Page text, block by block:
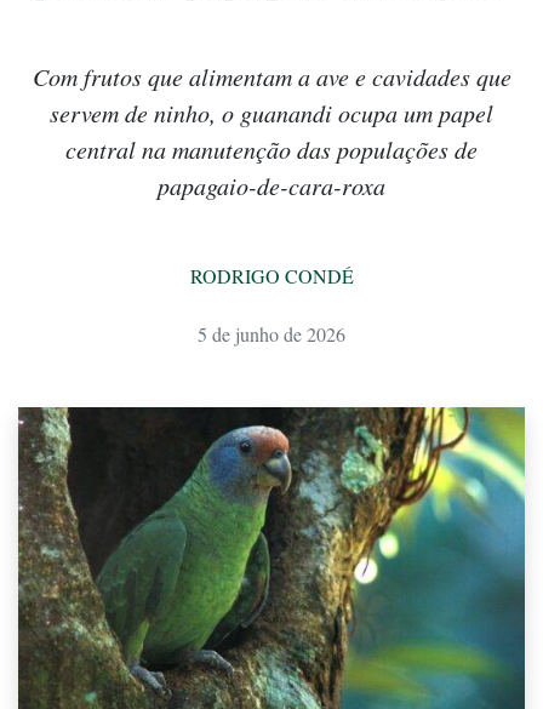
Com frutos que alimentam a ave e cavidades que
servem de ninho, o guanandi ocupa um papel
central na manutenção das populações de
papagaio-de-cara-roxa
RODRIGO CONDÉ
5 de junho de 2026